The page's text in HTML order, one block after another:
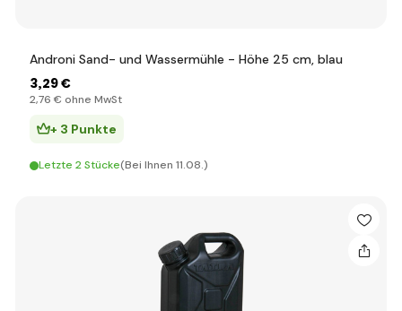
Androni Sand- und Wassermühle - Höhe 25 cm, blau
3,29 €
2,76 € ohne MwSt
+ 3 Punkte
Letzte 2 Stücke(Bei Ihnen 11.08.)